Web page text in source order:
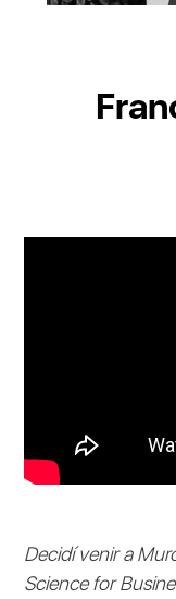
Decidí venir a
Science for